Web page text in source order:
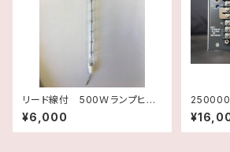
リード線付 500Ｗランプヒー
ター A16-26899 キャノン
アネルバ
¥6,000
レータ
LY
ムダ 未